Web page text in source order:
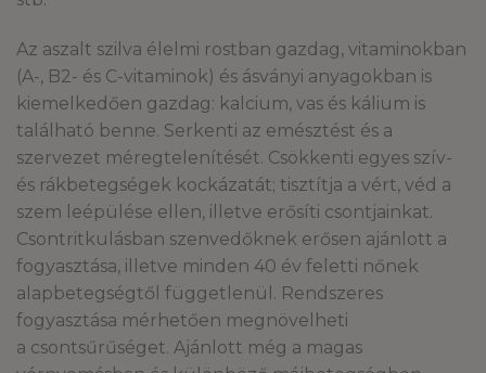
Az aszalt szilva élelmi rostban gazdag, vitaminokban
(A-, B2- és C-vitaminok) és ásványi anyagokban is
kiemelkedően gazdag: kalcium, vas és kálium is
található benne. Serkenti az emésztést és a
szervezet méregtelenítését. Csökkenti egyes szív-
és rákbetegségek kockázatát; tisztítja a vért, véd a
szem leépülése ellen, illetve erősíti csontjainkat.
Csontritkulásban szenvedőknek erősen ajánlott a
fogyasztása, illetve minden 40 év feletti nőnek
alapbetegségtől függetlenül. Rendszeres
fogyasztása mérhetően megnövelheti
a csontsűrűséget. Ajánlott még a magas